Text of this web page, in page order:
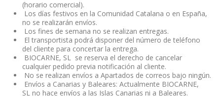
(horario comercial).
Los días festivos en la Comunidad Catalana o en España,
no se realizarán envíos.
Los fines de semana no se realizan entregas.
El transportista podrá disponer del número de teléfono
del cliente para concertar la entrega.
BIOCARNE, SL se reserva el derecho de cancelar
cualquier pedido previa notificación al cliente.
No se realizan envíos a Apartados de correos bajo ningún.
Envíos a Canarias y Baleares: Actualmente BIOCARNE,
SL no hace envíos a las Islas Canarias ni a Baleares.